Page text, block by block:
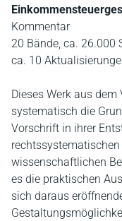
Kommentar
20 Bände, ca. 26.000
ca. 10
Dieses Werk aus
systematisch die
Vorschrift in ihrer
wissenschaftlichen
es die praktischen
sich daraus